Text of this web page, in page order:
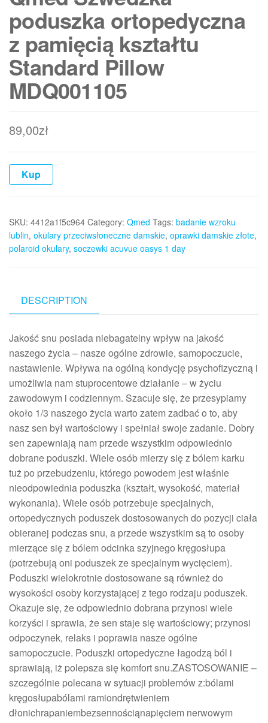
poduszka ortopedyczna
z pamięcią kształtu
Standard Pillow
MDQ001105
89,00zł
Kup
SKU: 4412a1f5c964 Category: Qmed Tags: badanie wzroku
lublin, okulary przeciwsłoneczne damskie, oprawki damskie złote,
polaroid okulary, soczewki acuvue oasys 1 day
DESCRIPTION
Jakość snu posiada niebagatelny wpływ na jakość
naszego życia – nasze ogólne zdrowie, samopoczucie,
nastawienie. Wpływa na ogólną kondycję psychofizyczną i
umożliwia nam stuprocentowe działanie – w życiu
zawodowym i codziennym. Szacuje się, że przesypiamy
około 1/3 naszego życia warto zatem zadbać o to, aby
nasz sen był wartościowy i spełniał swoje zadanie. Dobry
sen zapewniają nam przede wszystkim odpowiednio
dobrane poduszki. Wiele osób mierzy się z bólem karku
tuż po przebudzeniu, którego powodem jest właśnie
nieodpowiednia poduszka (kształt, wysokość, materiał
wykonania). Wiele osób potrzebuje specjalnych,
ortopedycznych poduszek dostosowanych do pozycji ciała
obieranej podczas snu, a przede wszystkim są to osoby
mierzące się z bólem odcinka szyjnego kręgosłupa
(potrzebują oni poduszek ze specjalnym wycięciem).
Poduszki wielokrotnie dostosowane są również do
wysokości osoby korzystającej z tego rodzaju poduszek.
Okazuje się, że odpowiednio dobrana przynosi wiele
korzyści i sprawia, że sen staje się wartościowy; przynosi
odpoczynek, relaks i poprawia nasze ogólne
samopoczucie. Poduszki ortopedyczne łagodzą ból i
sprawiają, iż polepsza się komfort snu.ZASTOSOWANIE –
szczególnie polecana w sytuacji problemów z:bólami
kręgosłupabólami ramiondrętwieniem
dłonichrapaniembezsennościąnapięciem nerwowym